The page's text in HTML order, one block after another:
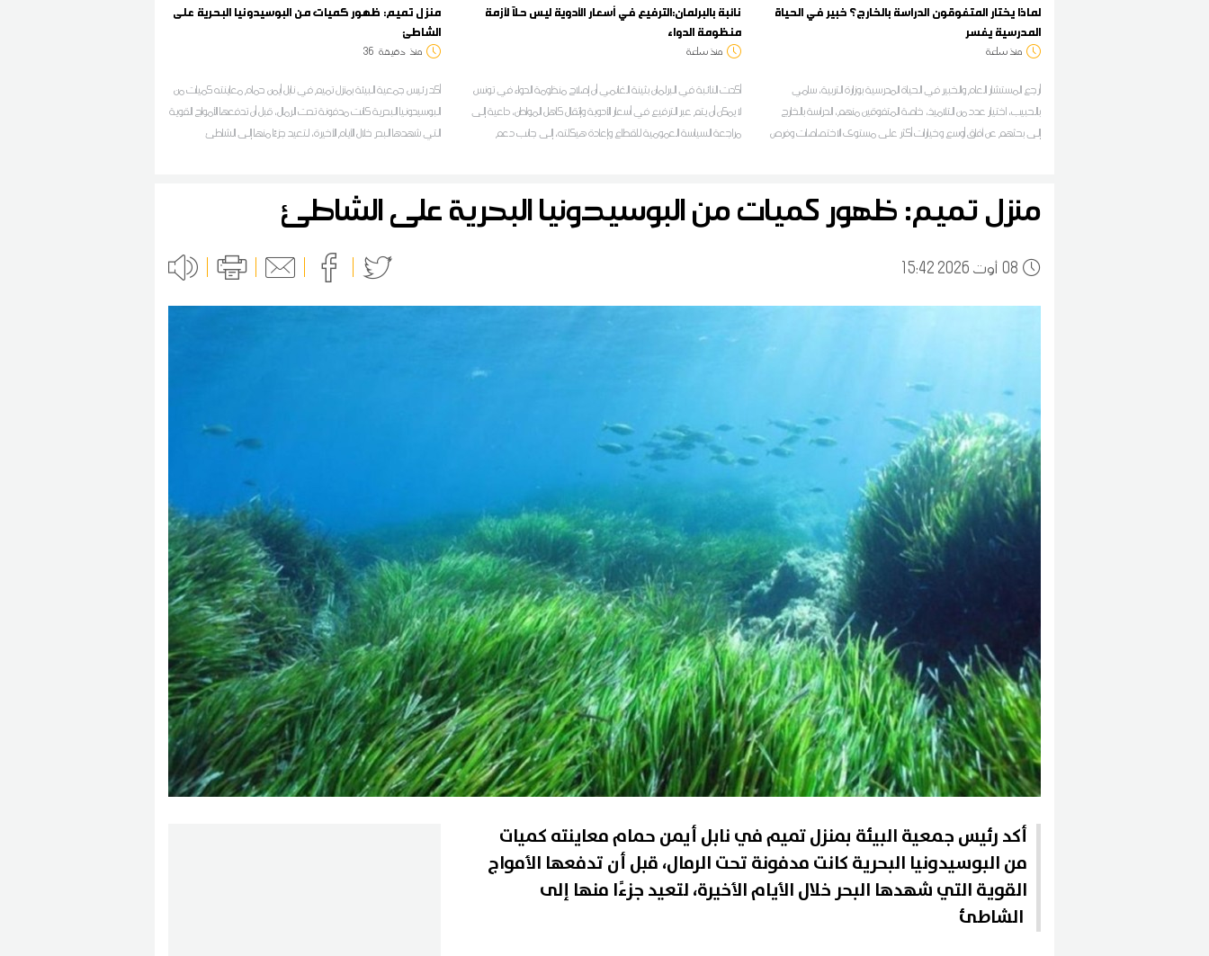
منزل تميم: ظهور كميات من البوسيدونيا البحرية على
الشاطئ
منذ دقيقة 36
أكد رئيس جمعية البيئة بمنزل تميم في نابل أيمن حمام معاينته كميات من
البوسيدونيا البحرية كانت مدفونة تحت الرمال، قبل أن تدفعها الأمواج القوية
التي شهدها البحر خلال الأيام الأخيرة، لتعيد جزءًا منها إلى الشاطئ
نائبة بالبرلمان:الترفيع في أسعار الأدوية ليس حلاً لأزمة
منظومة الدواء
منذ ساعة
أكدت النائبة في البرلمان بثينة الغانمي أن إصلاح منظومة الدواء في تونس
لا يمكن أن يتم عبر الترفيع في أسعار الأدوية وإثقال كاهل المواطن، داعية إلى
مراجعة السياسة العمومية للقطاع وإعادة هيكلته، إلى جانب دعم
لماذا يختار المتفوقون الدراسة بالخارج؟ خبير في الحياة
المدرسية يفسر
منذ ساعة
أرجع المستشار العام والخبير في الحياة المدرسية بوزارة التربية، سامي
بالحبيب، اختيار عدد من التلاميذ، خاصة المتفوقين منهم، الدراسة بالخارج
إلى بحثهم عن آفاق أوسع وخيارات أكثر على مستوى الاختصاصات وفرص
منزل تميم: ظهور كميات من البوسيدونيا البحرية على الشاطئ
0815:42 2026 أوت
أكد رئيس جمعية البيئة بمنزل تميم في نابل أيمن حمام معاينته كميات
من البوسيدونيا البحرية كانت مدفونة تحت الرمال، قبل أن تدفعها الأمواج
القوية التي شهدها البحر خلال الأيام الأخيرة، لتعيد جزءًا منها إلى